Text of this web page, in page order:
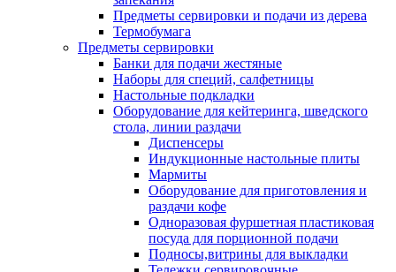
Предметы сервировки и подачи из дерева
Термобумага
Предметы сервировки
Банки для подачи жестяные
Наборы для специй, салфетницы
Настольные подкладки
Оборудование для кейтеринга, шведского
стола, линии раздачи
Диспенсеры
Индукционные настольные плиты
Мармиты
Оборудование для приготовления и
раздачи кофе
Одноразовая фуршетная пластиковая
посуда для порционной подачи
Подносы,витрины для выкладки